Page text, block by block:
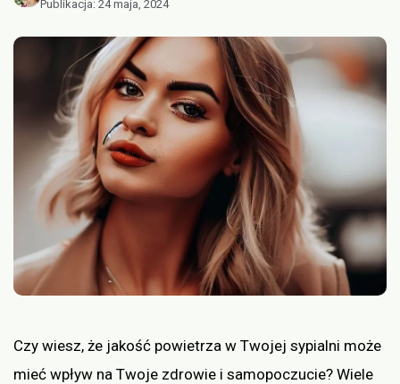
Publikacja: 24 maja, 2024
Czy wiesz, że jakość powietrza w Twojej sypialni może
mieć wpływ na Twoje zdrowie i samopoczucie? Wiele